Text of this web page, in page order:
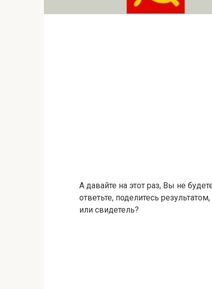
А давайте на этот раз, Вы не
ответьте, поделитесь
или свидетель?